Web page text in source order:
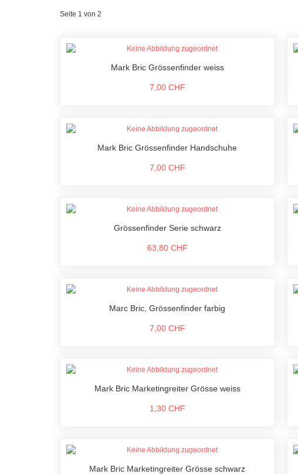
Seite 1 von 2
Mark Bric Grössenfinder weiss
7,00 CHF
Mark Bric Grössenfinder Handschuhe
7,00 CHF
Grössenfinder Serie schwarz
63,80 CHF
Marc Bric, Grössenfinder farbig
7,00 CHF
Mark Bric Marketingreiter Grösse weiss
1,30 CHF
Mark Bric Marketingreiter Grösse schwarz